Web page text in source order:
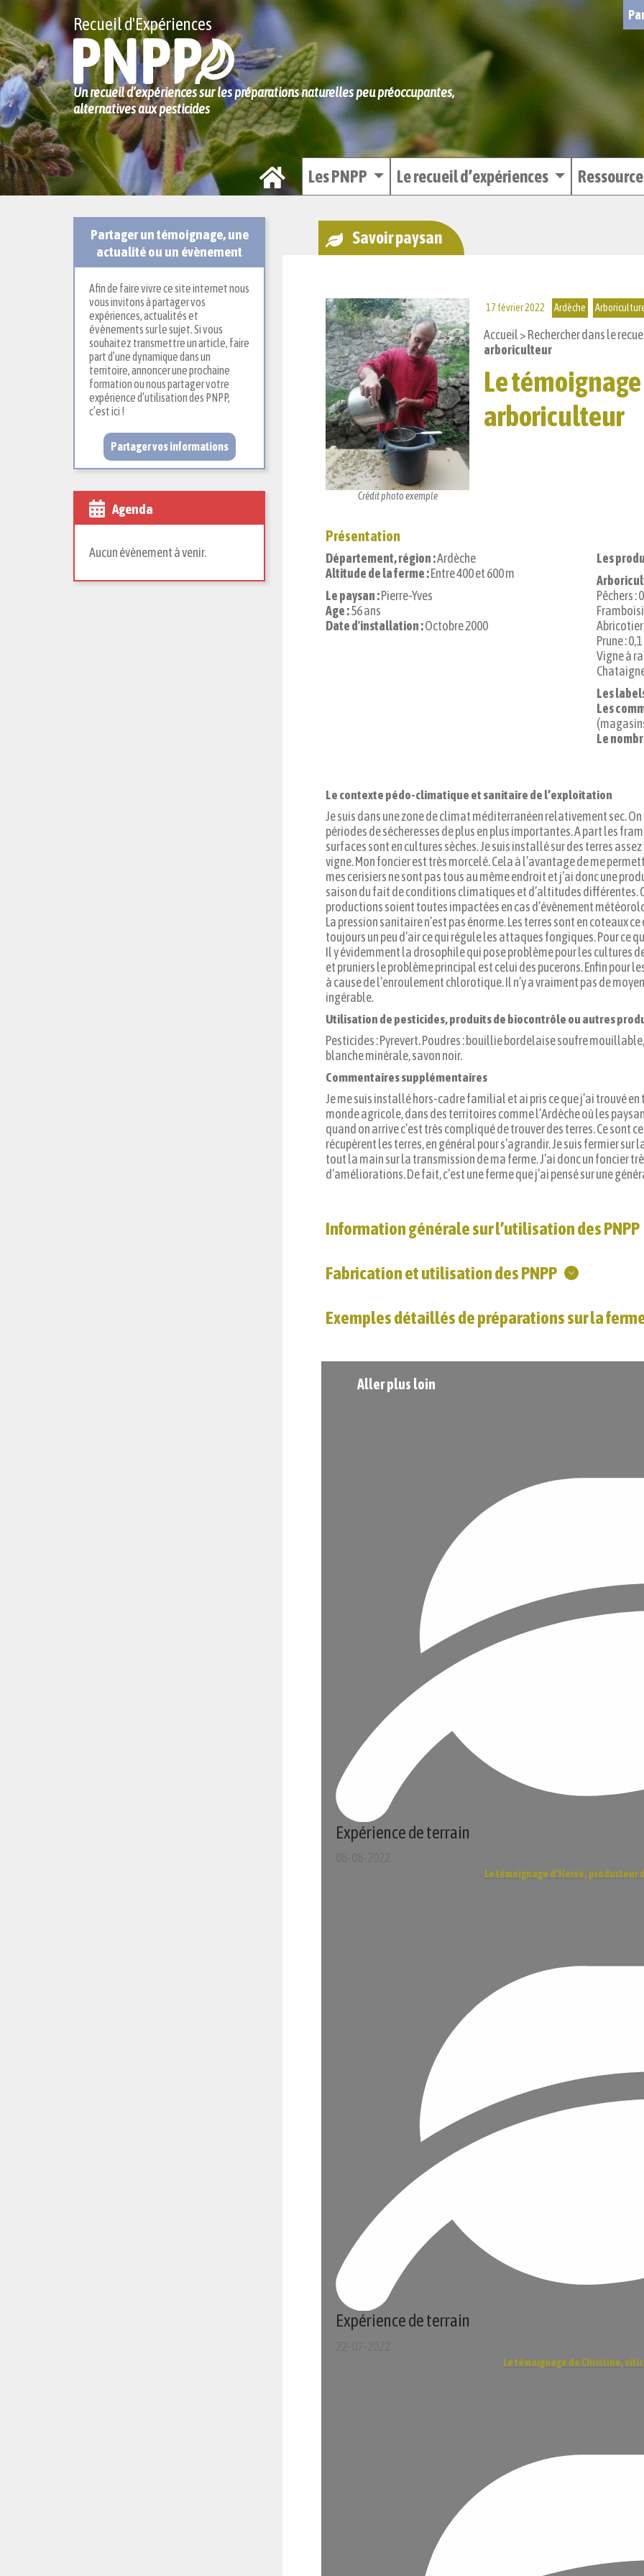
Recueil d'Expériences
Un recueil d’expériences sur les préparations naturelles peu préoccupantes,
alternatives aux pesticides
}
Les PNPP Le recueil d’expériences
Partager un témoignage, une
actualité ou un évènement
Afin de faire vivre ce site internet nous
vous invitons à partager vos
expériences, actualités et
évènements sur le sujet. Si vous
souhaitez transmettre un article, faire
part d’une dynamique dans un
territoire, annoncer une prochaine
formation ou nous partager votre
expérience d’utilisation des PNPP,
c’est ici !
Partager vos informations
Agenda
Aucun évènement à venir.
Savoir paysan
Crédit photo exemple
17 février 2022 Ardèche
Accueil>Rechercher dans le
arboriculteur
Le
arboriculteur
Présentation
Département, région :Ardèche
Altitude de la ferme :Entre 400 et 600 m
Le paysan :Pierre-Yves
Age :56 ans
Date d'installation :Octobre 2000
Les
Pêchers :
Prune :
Vigne à
Les
Les
Le
Le contexte pédo-climatique et sanitaire de l’exploitation
Je suis dans une zone de climat méditerranéen relativement sec.
périodes de sécheresses de plus en plus importantes. A part les
surfaces sont en cultures sèches. Je suis installé sur des terres
vigne. Mon foncier est très morcelé. Cela à l’avantage de me
mes cerisiers ne sont pas tous au même endroit et j’ai donc une
saison du fait de conditions climatiques et d’altitudes différentes.
productions soient toutes impactées en cas d’évènement
La pression sanitaire n’est pas énorme. Les terres sont en coteaux
toujours un peu d’air ce qui régule les attaques fongiques. Pour ce
Il y évidemment la drosophile qui pose problème pour les cultures
et pruniers le problème principal est celui des pucerons. Enfin pour
à cause de l’enroulement chlorotique. Il n’y a vraiment pas de
ingérable.
Utilisation de pesticides, produits de biocontrôle ou autres
Pesticides : Pyrevert. Poudres : bouillie bordelaise soufre
blanche minérale, savon noir.
Commentaires supplémentaires
Je me suis installé hors-cadre familial et ai pris ce que j’ai trouvé
monde agricole, dans des territoires comme l’Ardèche où les
quand on arrive c’est très compliqué de trouver des terres. Ce sont
récupèrent les terres, en général pour s’agrandir. Je suis fermier sur
tout la main sur la transmission de ma ferme. J’ai donc un foncier
d’améliorations. De fait, c’est une ferme que j’ai pensé sur une
Information générale sur l’utilisation des PNPP
Fabrication et utilisation des PNPP
Exemples détaillés de préparations sur la
Aller plus loin
Expérience de terrain
Le témoignage d’Hervé, producteur
Expérience de terrain
Le témoignage de Christine,